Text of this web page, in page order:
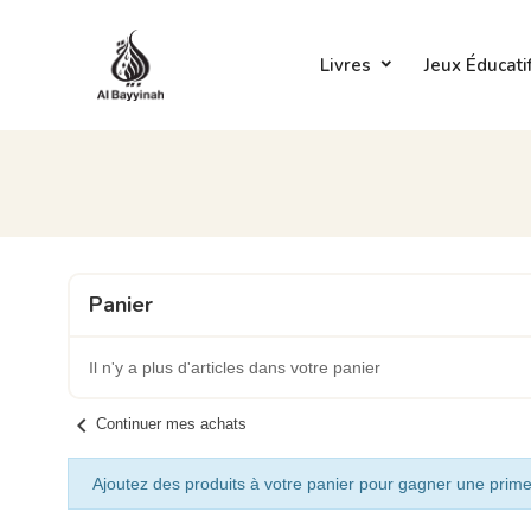
Livres Jeux
Panier
Il n'y a plus d'articles dans votre panier
chevron_left Continuer mes achats
Ajoutez des produits à votre panier pour gagner une